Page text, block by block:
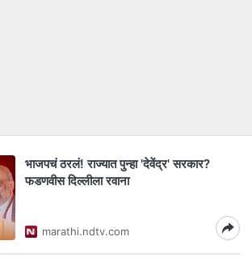
भाजपचं ठरलं! राज्यात पुन्हा 'देवेंद्र' सरकार?
फडणवीस दिल्लीला रवाना
marathi.ndtv.com